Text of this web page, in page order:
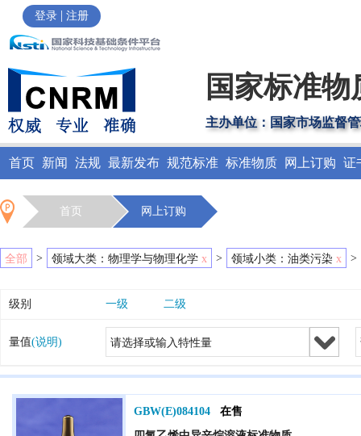
登录 | 注册
国家标准
主办单位：国家市场监督
首页 新闻 法规 最新发布 规范标准 标准物质 网上订购 证
首页 网上订购
全部 > 领域大类：物理学与物理化学 x > 领域小类：油类污染 x >
级别 一级 二级
量值(说明) 请选择或输入特性量
GBW(E)084104
在售